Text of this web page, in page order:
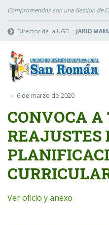
Comprometidos con una Gestion de
Director de la UGEL : JARID
6 de marzo de 2020
CONVOCA A
REAJUSTES
Ver oficio y anexo